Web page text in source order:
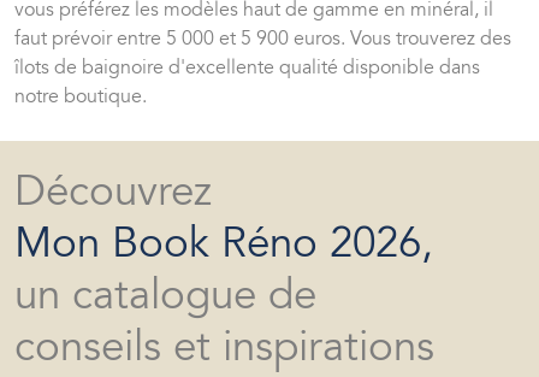
vous préférez les modèles haut de gamme en minéral, il
faut prévoir entre 5 000 et 5 900 euros. Vous trouverez des
îlots de baignoire d'excellente qualité disponible dans
notre boutique.
Découvrez
Mon Book Réno 2026,
un catalogue de
conseils et inspirations